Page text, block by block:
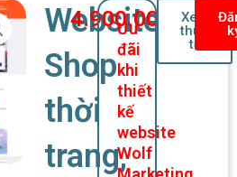
Website
Shop
thời
trang,
4.900.000 ₫
Ưu
đãi
khi
thiết
kế
website
Wolf
Xem
thực
tế